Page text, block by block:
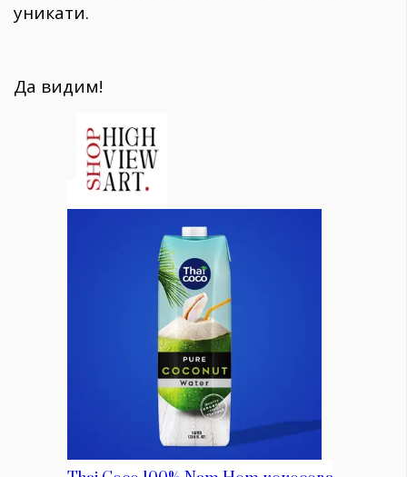
уникати.
Да видим!